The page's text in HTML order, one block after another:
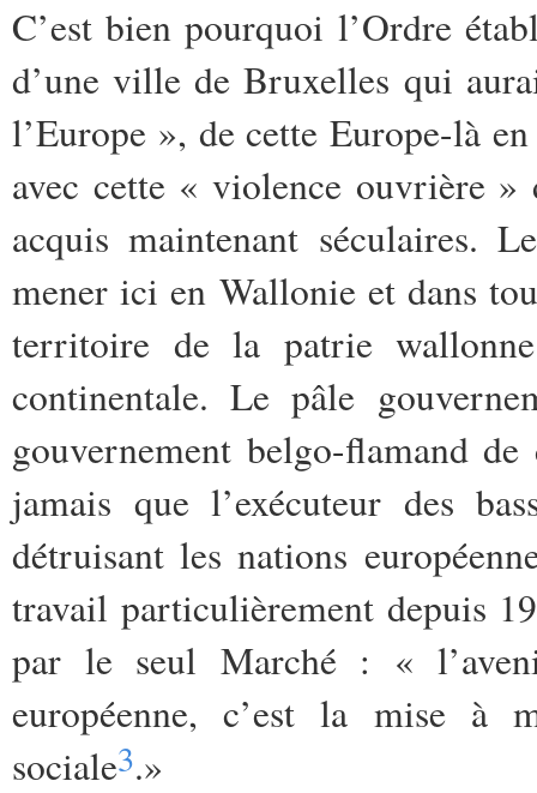
C’est bien pourquoi l’Ordre
d’une ville de Bruxelles qui
l’Europe », de cette Europe-là
avec cette « violence ouvrière
acquis maintenant séculaires.
mener ici en Wallonie et dans
territoire de la patrie
continentale. Le pâle
gouvernement belgo-flamand
jamais que l’exécuteur des
détruisant les nations
travail particulièrement depuis
par le seul Marché : «
européenne, c’est la mise à
sociale3.»